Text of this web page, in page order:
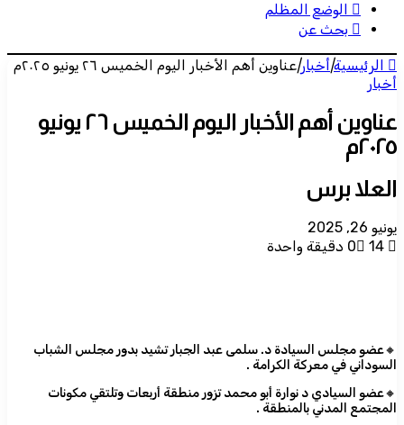
الوضع المظلم
بحث عن
الرئيسية|أخبار|عناوين أهم الأخبار اليوم الخميس ٢٦ يونيو ٢٠٢٥م
أخبار
عناوين أهم الأخبار اليوم الخميس ٢٦ يونيو
٢٠٢٥م
العلا برس
يونيو 26, 2025
0
14 دقيقة واحدة
🔸عضو مجلس السيادة د. سلمى عبد الجبار تشيد بدور مجلس الشباب
السوداني في معركة الكرامة .
🔸عضو السيادي د نوارة أبو محمد تزور منطقة أربعات وتلتقي مكونات
المجتمع المدني بالمنطقة .